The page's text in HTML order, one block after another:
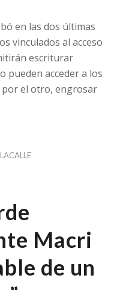
en las dos últimas
vinculados al acceso
escriturar
pueden acceder a los
por el otro, engrosar
Macri
de un